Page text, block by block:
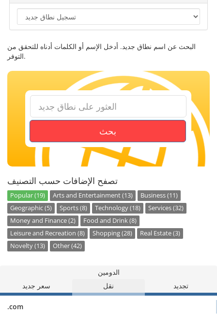
البحث عن اسم نطاق جديد. أدخل الإسم أو الكلمات أدناه للتحقق من
التوفر.
بحث
تصفح الإضافات حسب التصنيف
Popular (19) Arts and Entertainment (13)
Business (11)
Geographic (5)
Sports (8) Technology (18)
Services (32)
Money and Finance (2)
Food and Drink (8)
Leisure and Recreation (8)
Shopping (28)
Real Estate (3)
Novelty (13)
Other (42)
الدومين
سعر جديد
نقل تجديد
.com